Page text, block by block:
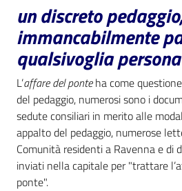
Scopri
i
contenuti
Risorse
online
un discreto
immancabilmente
qualsivoglia persona
L’affare del ponteha come
del pedaggio, numerosi sono i
sedute consiliari in merito alle
appalto del pedaggio, numerose
Comunità residenti a Ravenna e di
inviati nella capitale per "trattare
ponte".